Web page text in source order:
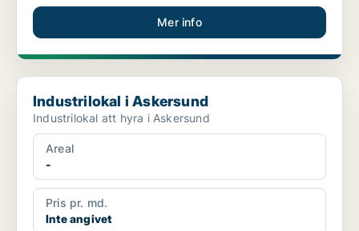
Mer info
Industrilokal i Askersund
Industrilokal i Askersund
Industrilokal att hyra i Askersund
Areal
-
Pris pr. md.
Inte angivet